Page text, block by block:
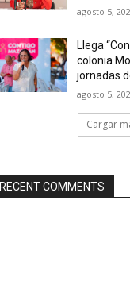
agosto 5,
Llega
colonia
jornadas
agosto 5,
Cargar
RECENT COMMENTS